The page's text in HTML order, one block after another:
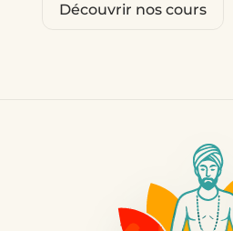
Découvrir nos cours